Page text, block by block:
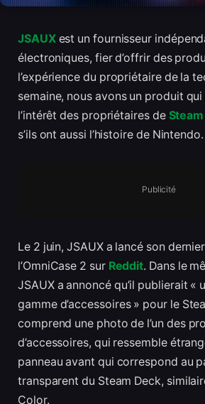
JSAUXest un fournisseur
électroniques, fier d’offrir des
l’expérience du propriétaire de la
semaine, nous avons un produit
l’intérêt des propriétaires de
s’ils ont aussi l’histoire de Nintendo.
Publicité
Le 2 juin, JSAUX a lancé son
l’OmniCase 2 sur Reddit. Dans le
JSAUX a annoncé qu’il publierait «
gamme d’accessoires » pour le
comprend une photo de l’un des
d’accessoires, qui ressemble
panneau avant qui correspond au
transparent du Steam Deck,
Color.